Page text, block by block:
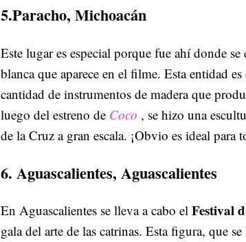
5.Paracho, Michoacán
Este lugar es especial porque fue ahí donde
blanca que aparece en el filme. Esta entidad
cantidad de instrumentos de madera que
luego del estreno de Coco , se hizo una
de la Cruz a gran escala. ¡Obvio es ideal para
6. Aguascalientes, Aguascalientes
En Aguascalientes se lleva a cabo el Festival
gala del arte de las catrinas. Esta figura, que